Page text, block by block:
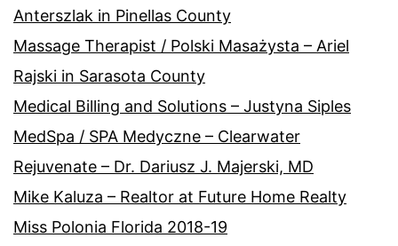
Anterszlak in Pinellas County
Massage Therapist / Polski Masażysta – Ariel
Rajski in Sarasota County
Medical Billing and Solutions – Justyna Siples
MedSpa / SPA Medyczne – Clearwater
Rejuvenate – Dr. Dariusz J. Majerski, MD
Mike Kaluza – Realtor at Future Home Realty
Miss Polonia Florida 2018-19